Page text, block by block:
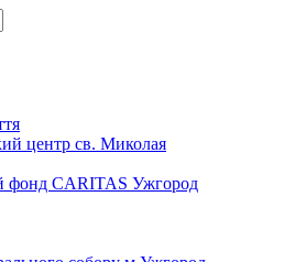
центр св. Миколая
фонд CARITAS Ужгород